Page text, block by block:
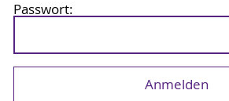
Passwort: